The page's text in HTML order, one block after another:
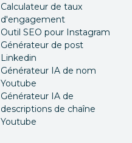
Calculateur de taux
d'engagement
Outil SEO pour Instagram
Générateur de post
Linkedin
Générateur IA de nom
Youtube
Générateur IA de
descriptions de chaîne
Youtube